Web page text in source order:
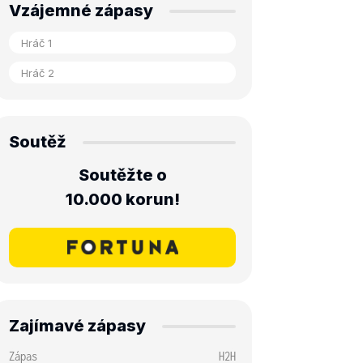
Vzájemné zápasy
Soutěž
Soutěžte o
10.000 korun!
Zajímavé zápasy
Zápas
H2H